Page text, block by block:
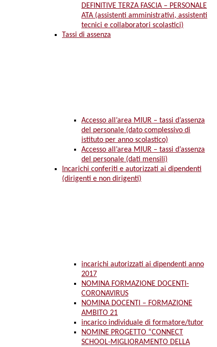
DEFINITIVE TERZA FASCIA – PERSONALE
ATA (assistenti amministrativi, assistenti
tecnici e collaboratori scolastici)
Tassi di assenza
Accesso all’area MIUR – tassi d’assenza
del personale (dato complessivo di
istituto per anno scolastico)
Accesso all’area MIUR – tassi d’assenza
del personale (dati mensili)
Incarichi conferiti e autorizzati ai dipendenti
(dirigenti e non dirigenti)
incarichi autorizzati ai dipendenti anno
2017
NOMINA FORMAZIONE DOCENTI-
CORONAVIRUS
NOMINA DOCENTI – FORMAZIONE
AMBITO 21
incarico individuale di formatore/tutor
NOMINE PROGETTO “CONNECT
SCHOOL-MIGLIORAMENTO DELLA